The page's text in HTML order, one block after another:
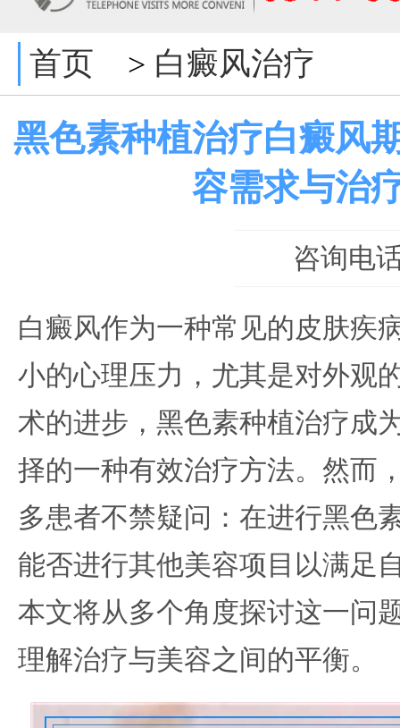
首页 > 白癜风治疗
黑色素种植治疗白癜风
容需求与治
咨询电
白癜风作为一种常见的皮肤疾
小的心理压力，尤其是对外观
术的进步，黑色素种植治疗成
择的一种有效治疗方法。然而
多患者不禁疑问：在进行黑色
能否进行其他美容项目以满足
本文将从多个角度探讨这一问
理解治疗与美容之间的平衡。